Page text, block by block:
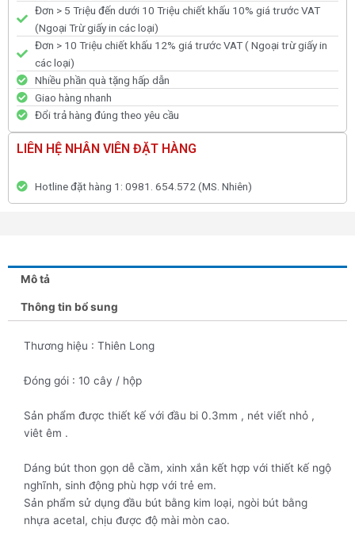
Đơn > 5 Triệu đến dưới 10 Triệu chiết khấu 10% giá trước VAT
(Ngoại Trừ giấy in các loại)
Đơn > 10 Triệu chiết khấu 12% giá trước VAT ( Ngoại trừ giấy in
các loại)
Nhiều phần quà tặng hấp dẫn
Giao hàng nhanh
Đổi trả hàng đúng theo yêu cầu
LIÊN HỆ NHÂN VIÊN ĐẶT HÀNG
Hotline đặt hàng 1: 0981. 654.572 (MS. Nhiên)
Mô tả
Thông tin bổ sung
Thương hiệu : Thiên Long
Đóng gói : 10 cây / hộp
Sản phẩm được thiết kế với đầu bi 0.3mm , nét viết nhỏ ,
viêt êm .
Dáng bút thon gọn dễ cầm, xinh xắn kết hợp với thiết kế ngộ
nghĩnh, sinh động phù hợp với trẻ em.
Sản phẩm sử dụng đầu bút bằng kim loại, ngòi bút bằng
nhựa acetal, chịu được độ mài mòn cao.